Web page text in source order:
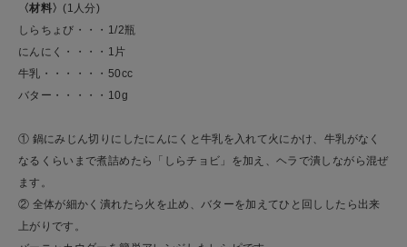
〈材料〉(1人分)
しらちょび・・・1/2瓶
にんにく・・・・1片
牛乳・・・・・・50cc
バター・・・・・10g
① 鍋にみじん切りにしたにんにくと牛乳を入れて火にかけ、牛乳がなく
なるくらいまで煮詰めたら「しらチョビ」を加え、ヘラで潰しながら混ぜ
ます。
② 全体が細かく潰れたら火を止め、バターを加えてひと回ししたら出来
上がりです。